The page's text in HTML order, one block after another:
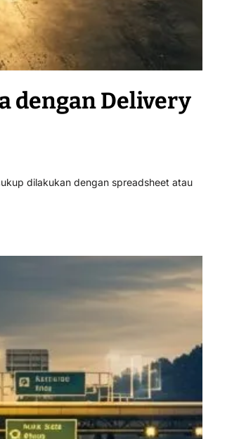
dengan Delivery
dilakukan dengan spreadsheet atau